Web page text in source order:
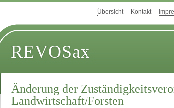
Übersicht Kontakt
REVOSax
Änderung der
Landwirtschaft/Forsten